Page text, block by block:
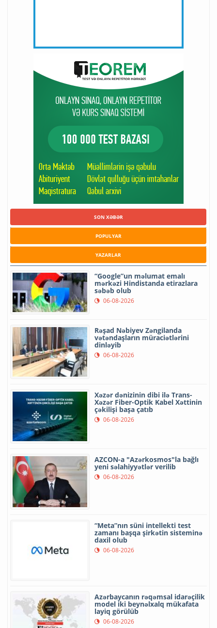
SON XƏBƏR
POPULYAR
YAZARLAR
“Google”un məlumat emalı
mərkəzi Hindistanda etirazlara
səbəb olub
06-08-2026
Rəşad Nəbiyev Zəngilanda
vətəndaşların müraciətlərini
dinləyib
06-08-2026
Xəzər dənizinin dibi ilə Trans-
Xəzər Fiber-Optik Kabel Xəttinin
çəkilişi başa çatıb
06-08-2026
AZCON-a "Azərkosmos"la bağlı
yeni səlahiyyətlər verilib
06-08-2026
“Meta”nın süni intellekti test
zamanı başqa şirkətin sisteminə
daxil olub
06-08-2026
Azərbaycanın rəqəmsal idarəçilik
model iki beynəlxalq mükafata
layiq görülüb
06-08-2026